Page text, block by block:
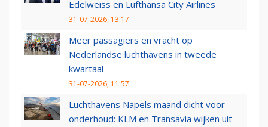
Edelweiss en Lufthansa City Airlines
31-07-2026, 13:17
Meer passagiers en vracht op
Nederlandse luchthavens in tweede
kwartaal
31-07-2026, 11:57
Luchthavens Napels maand dicht voor
onderhoud: KLM en Transavia wijken uit